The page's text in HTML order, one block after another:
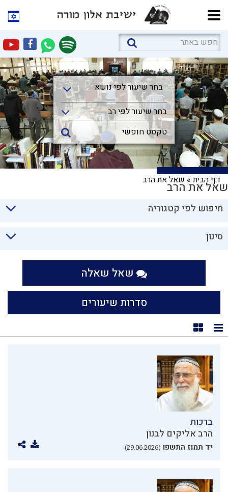
בחר שיעור לפי נושא
בחר שיעור לפי נושא
בחר שיעור לפי רב
דף הבית» שאל את הרבשאל את הרב
חיפוש לפי קטגוריה
סינון
שאל שאלה
סדרות שיעורים
תצוגת רשימה
תצוגת קוביות
ברכות
הרב אליקים לבנון
יד תמוז התשפו (29.06.2026)